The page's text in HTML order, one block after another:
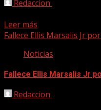
Redaccion
Leer más
Fallece Ellis Marsalis Jr
Noticias
Fallece Ellis Marsalis Jr
Redaccion